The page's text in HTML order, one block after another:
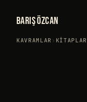
BARIŞ ÖZCAN
KAVRAMLAR › KITAPLAR